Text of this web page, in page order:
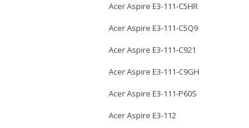
Acer Aspire E3-111-C5HR
Acer Aspire E3-111-C5Q9
Acer Aspire E3-111-C921
Acer Aspire E3-111-C9GH
Acer Aspire E3-111-P60S
Acer Aspire E3-112